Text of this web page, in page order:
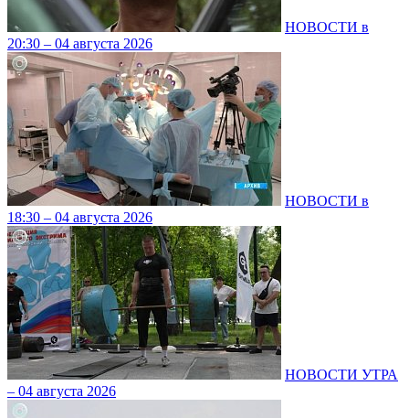
НОВОСТИ в
20:30 – 04 августа 2026
НОВОСТИ в
18:30 – 04 августа 2026
НОВОСТИ УТРА
– 04 августа 2026